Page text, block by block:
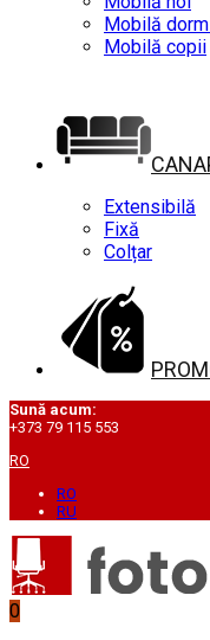
Mobilă
Mobilă copii
Extensibilă
Fixă
Colțar
Sună acum:
+373 79 115 553
RO
RO
RU
0